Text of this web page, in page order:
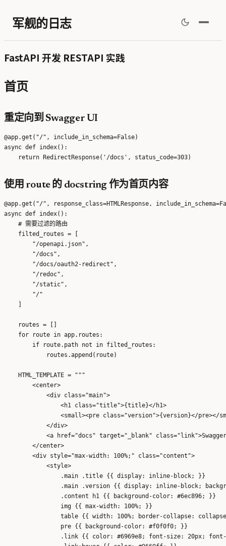
军舰的日志
FastAPI 开发 RESTAPI 实践
首页
重定向到 Swagger UI
@app.get("/", include_in_schema=False)
async def index():
使用 route 的 docstring 作为首页内容
@app.get("/", response_class=HTMLResponse,
async def index():
    # 需要过滤的路由
    filted_routes = [
        "/openapi.json",
        "/docs",
        "/docs/oauth2-redirect",
        "/redoc",
        "/static",
        "/"
    ]
    routes = []
    for route in app.routes:
        if route.path not in filted_routes:
            routes.append(route)
    HTML_TEMPLATE = """
        <center>
            <div class="main">
                <h1 class="title">{title}</h1>
<small><pre class="version">{version}</pre></
            </div>
<a href="docs" target="_blank"
        </center>
        <div style="max-width: 100%;" class="content">
            <style>
                .main .title {{ display: inline-block; }}
.main .version {{ display: inline-block;
                .content h1 {{ background-color: #6ec896; }}
                img {{ max-width: 100%; }}
table {{ width: 100%; border-collapse:
                pre {{ background-color: #f0f0f0; }}
.link {{ color: #6969e8; font-size: 20px;